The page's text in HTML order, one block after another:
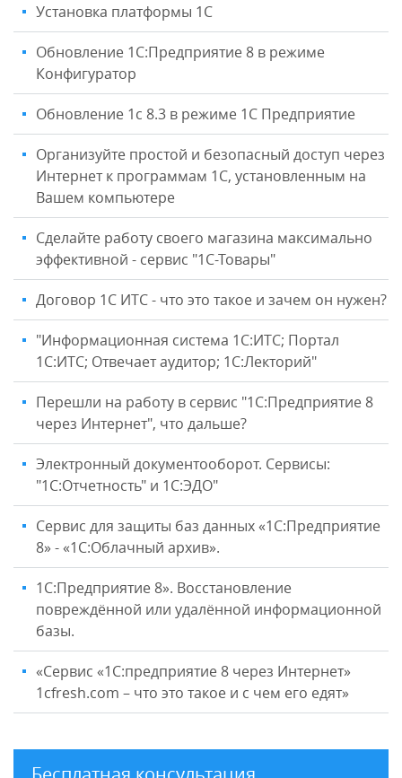
Установка платформы 1C
Обновление 1С:Предприятие 8 в режиме
Конфигуратор
Обновление 1с 8.3 в режиме 1С Предприятие
Организуйте простой и безопасный доступ через
Интернет к программам 1С, установленным на
Вашем компьютере
Сделайте работу своего магазина максимально
эффективной - сервис "1С-Товары"
Договор 1С ИТС - что это такое и зачем он нужен?
"Информационная система 1С:ИТС; Портал
1С:ИТС; Отвечает аудитор; 1С:Лекторий"
Перешли на работу в сервис "1С:Предприятие 8
через Интернет", что дальше?
Электронный документооборот. Сервисы:
"1С:Отчетность" и 1С:ЭДО"
Сервис для защиты баз данных «1С:Предприятие
8» - «1С:Облачный архив».
1С:Предприятие 8». Восстановление
повреждённой или удалённой информационной
базы.
«Сервис «1С:предприятие 8 через Интернет»
1cfresh.com – что это такое и с чем его едят»